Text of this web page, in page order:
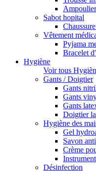
Ampoulier
Sabot hopital
Vêtement
Pyjama
Bracelet
Hygiène
Voir tous
Gants / Doigtier
Gants
Gants
Gants
Doigtier
Hygiène des
Gel
Savon
Crème
Désinfection